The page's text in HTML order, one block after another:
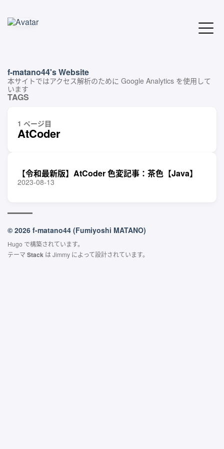
f-matano44's Website
本サイトではアクセス解析のために Google Analytics を使用して
います
TAGS
1 ページ目
AtCoder
【令和最新版】AtCoder 色変記事：茶色【Java】
2023-08-13
© 2026 f-matano44 (Fumiyoshi MATANO)
Hugo で構築されています。
テーマ Stack はJimmy によって設計されています。